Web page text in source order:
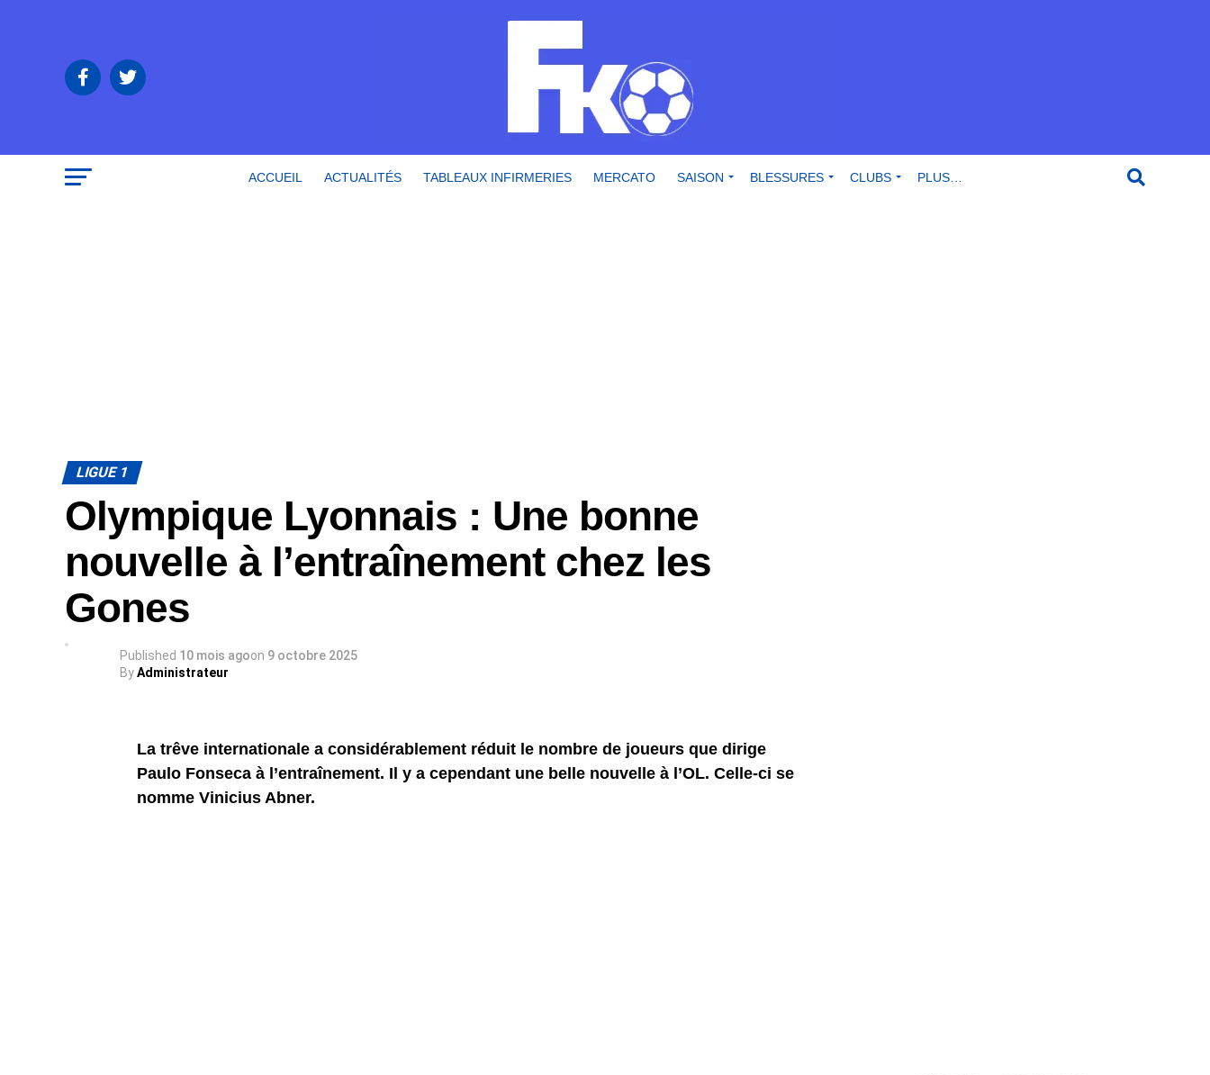
ACCUEIL ACTUALITÉS TABLEAUX INFIRMERIES MERCATO SAISON BLESSURES CLUBS PLUS…
LIGUE 1
Olympique Lyonnais : Une bonne
nouvelle à l’entraînement chez les
Gones
Published 10 mois agoon 9 octobre 2025
ByAdministrateur
La trêve internationale a considérablement réduit le nombre de joueurs que dirige
Paulo Fonseca à l’entraînement. Il y a cependant une belle nouvelle à l’OL. Celle-ci se
nomme Vinicius Abner.